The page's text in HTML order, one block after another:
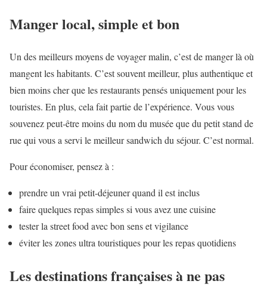
Manger local, simple et bon
Un des meilleurs moyens de voyager malin, c’est de manger là où
mangent les habitants. C’est souvent meilleur, plus authentique et
bien moins cher que les restaurants pensés uniquement pour les
touristes. En plus, cela fait partie de l’expérience. Vous vous
souvenez peut-être moins du nom du musée que du petit stand de
rue qui vous a servi le meilleur sandwich du séjour. C’est normal.
Pour économiser, pensez à :
prendre un vrai petit-déjeuner quand il est inclus
faire quelques repas simples si vous avez une cuisine
tester la street food avec bon sens et vigilance
éviter les zones ultra touristiques pour les repas quotidiens
Les destinations françaises à ne pas